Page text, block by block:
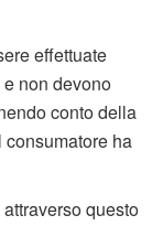
effettuate
non devono
conto della
ha
questo